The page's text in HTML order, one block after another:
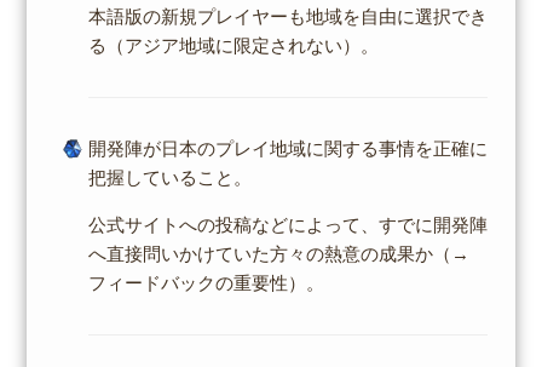
本語版の新規プレイヤーも地域を自由に選択でき
る（アジア地域に限定されない）。
開発陣が日本のプレイ地域に関する事情を正確に
把握していること。
公式サイトへの投稿などによって、すでに開発陣
へ直接問いかけていた方々の熱意の成果か（→
フィードバックの重要性）。